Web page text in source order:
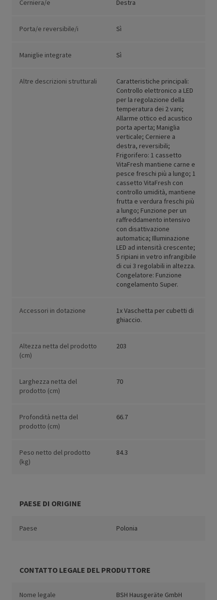
Cerniera/e Destra
Porta/e reversibile/i Sì
Maniglie integrate Sì
Altre descrizioni strutturali
Caratteristiche principali:
Controllo elettronico a LED
per la regolazione della
temperatura dei 2 vani;
Allarme ottico ed acustico
porta aperta; Maniglia
verticale; Cerniere a
destra, reversibili;
Frigorifero: 1 cassetto
VitaFresh mantiene carne e
pesce freschi più a lungo; 1
cassetto VitaFresh con
controllo umidità, mantiene
frutta e verdura freschi più
a lungo; Funzione per un
raffreddamento intensivo
con disattivazione
automatica; Illuminazione
LED ad intensità crescente;
5 ripiani in vetro infrangibile
di cui 3 regolabili in altezza.
Congelatore: Funzione
congelamento Super.
Accessori in dotazione
1x Vaschetta per cubetti di
ghiaccio.
Altezza netta del prodotto
(cm)
203
Larghezza netta del
prodotto (cm)
70
Profondità netta del
prodotto (cm)
66.7
Peso netto del prodotto
(kg)
84.3
PAESE DI ORIGINE
Paese Polonia
CONTATTO LEGALE DEL PRODUTTORE
Nome legale BSH Hausgeräte GmbH